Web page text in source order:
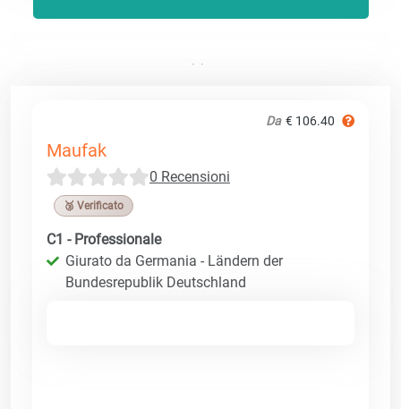
Da € 106.40
Maufak
0 Recensioni
🥉 Verificato
C1 - Professionale
Giurato da Germania - Ländern der
Bundesrepublik Deutschland